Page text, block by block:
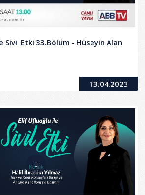
Sivil Etki 33.Bölüm - Hüseyin Alan
13.04.2023